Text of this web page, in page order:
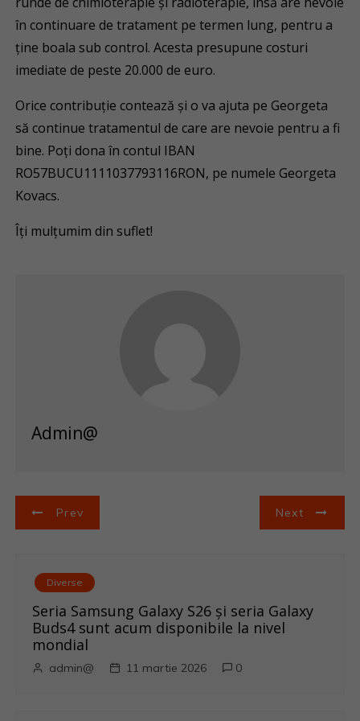
în continuare de tratament pe termen lung, pentru a
ține boala sub control. Acesta presupune costuri
imediate de peste 20.000 de euro.
Orice contribuție contează și o va ajuta pe Georgeta
să continue tratamentul de care are nevoie pentru a fi
bine. Poți dona în contul IBAN
RO57BUCU1111037793116RON, pe numele Georgeta
Kovacs.
Îți mulțumim din suflet!
Admin@
N
Prev Next
Diverse
Seria Samsung Galaxy S26 și seria Galaxy
Buds4 sunt acum disponibile la nivel
mondial
admin@ 11 martie 2026 0